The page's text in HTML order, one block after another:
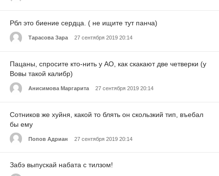
Рбл это биение сердца. ( не ищите тут панча)
Тарасова Зара 27 сентября 2019 20:14
Пацаны, спросите кто-нить у АО, как скакают две четверки (у
Вовы такой калибр)
Анисимова Маргарита 27 сентября 2019 20:14
Сотников же хуйня, какой то блять он скользкий тип, въебал
бы ему
Попов Адриан 27 сентября 2019 20:14
Забэ выпускай набата с тилзом!